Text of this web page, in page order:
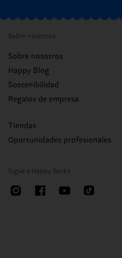
Sobre nosotros
Sobre nosotros
Happy Blog
Sostenibilidad
Regalos de empresa
Tiendas
Oportunidades profesionales
Sigue a Happy Socks